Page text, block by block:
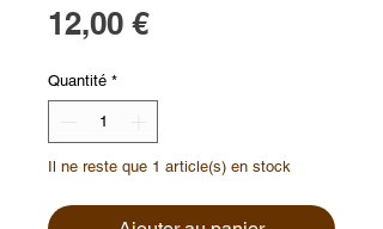
12,00 €Prix
Quantité *
Il ne reste que 1 article(s) en stock